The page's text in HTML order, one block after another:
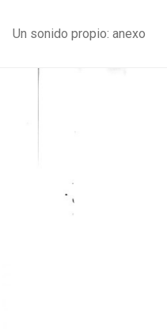
Un sonido propio: anexo